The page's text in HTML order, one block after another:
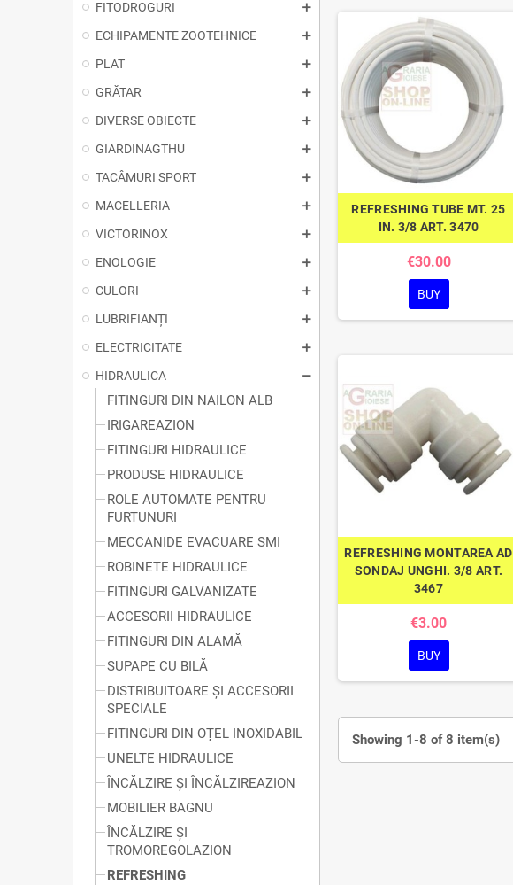
FITODROGURI
ECHIPAMENTE ZOOTEHNICE
PLAT
GRĂTAR
DIVERSE OBIECTE
GIARDINAGTHU
TACÂMURI SPORT
MACELLERIA
VICTORINOX
ENOLOGIE
CULORI
LUBRIFIANȚI
ELECTRICITATE
HIDRAULICA
FITINGURI DIN NAILON ALB
IRIGAREAZION
FITINGURI HIDRAULICE
PRODUSE HIDRAULICE
ROLE AUTOMATE PENTRU
FURTUNURI
MECCANIDE EVACUARE SMI
ROBINETE HIDRAULICE
FITINGURI GALVANIZATE
ACCESORII HIDRAULICE
FITINGURI DIN ALAMĂ
SUPAPE CU BILĂ
DISTRIBUITOARE ȘI ACCESORII
SPECIALE
FITINGURI DIN OȚEL INOXIDABIL
UNELTE HIDRAULICE
ÎNCĂLZIRE ȘI ÎNCĂLZIREAZION
MOBILIER BAGNU
ÎNCĂLZIRE ȘI
TROMOREGOLAZION
REFRESHING
REFRESHING TUBE MT. 25
IN. 3/8 ART. 3470
€30.00
BUY
REFRESHING MONTAREA AD
SONDAJ UNGHI. 3/8 ART.
3467
€3.00
BUY
Showing 1-8 of 8 item(s)